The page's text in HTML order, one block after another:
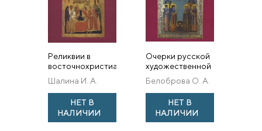
Реликвии в
восточнохристианской
иконографии
Шалина И. А.
НЕТ В
НАЛИЧИИ
Очерки русской
художественной
культуры XVI—XX
веков. Сборник
статей
Белоброва О. А.
НЕТ В
НАЛИЧИИ